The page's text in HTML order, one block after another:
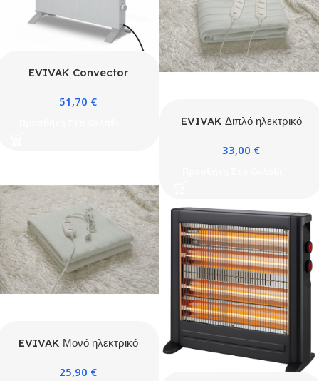
EVIVAK Convector
51,70 €
EVIVAK Διπλό ηλεκτρικό
160x140cm
33,00 €
EVIVAK Μονό ηλεκτρικό
150X80CM
25,90 €